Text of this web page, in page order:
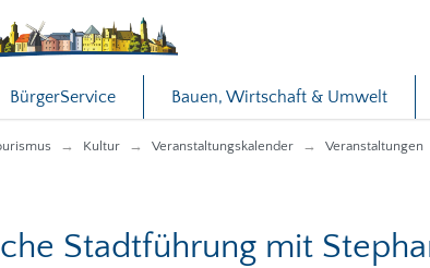
BürgerService Bauen, Wirtschaft & Umwelt
Kultur Veranstaltungskalender Veranstaltungen
Stadtführung mit